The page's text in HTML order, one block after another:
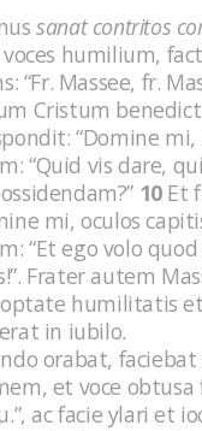
sanat contritos
humilium,
“Fr. Massee, fr.
Cristum
“Domine
“Quid vis dare,
10Et
mi, oculos
“Et ego volo
Frater autem
humilitatis
in iubilo.
orabat,
et voce obtusa
ac facie ylari et